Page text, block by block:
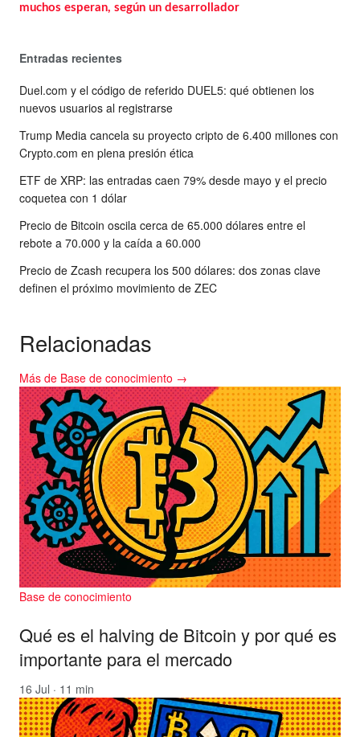
muchos esperan, según un desarrollador
Entradas recientes
Duel.com y el código de referido DUEL5: qué obtienen los
nuevos usuarios al registrarse
Trump Media cancela su proyecto cripto de 6.400 millones con
Crypto.com en plena presión ética
ETF de XRP: las entradas caen 79% desde mayo y el precio
coquetea con 1 dólar
Precio de Bitcoin oscila cerca de 65.000 dólares entre el
rebote a 70.000 y la caída a 60.000
Precio de Zcash recupera los 500 dólares: dos zonas clave
definen el próximo movimiento de ZEC
Relacionadas
Más de Base de conocimiento →
Base de conocimiento
Qué es el halving de Bitcoin y por qué es
importante para el mercado
16 Jul · 11 min